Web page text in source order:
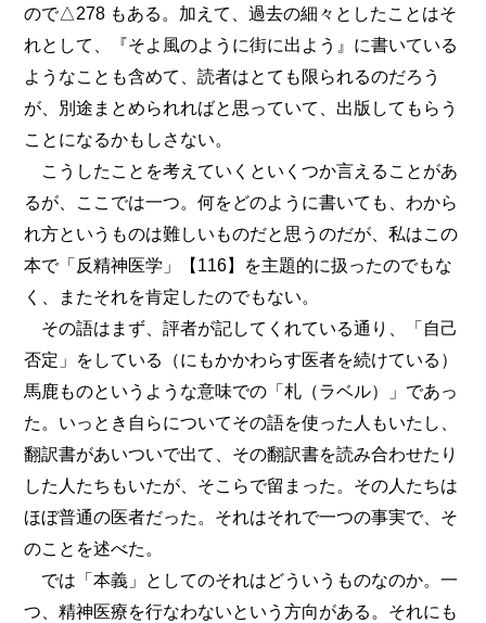
ので△278 もある。加えて、過去の細々としたことはそ
れとして、『そよ風のように街に出よう』に書いている
ようなことも含めて、読者はとても限られるのだろう
が、別途まとめられればと思っていて、出版してもらう
ことになるかもしさない。
こうしたことを考えていくといくつか言えることがあ
るが、ここでは一つ。何をどのように書いても、わから
れ方というものは難しいものだと思うのだが、私はこの
本で「反精神医学」【116】を主題的に扱ったのでもな
く、またそれを肯定したのでもない。
その語はまず、評者が記してくれている通り、「自己
否定」をしている（にもかかわらす医者を続けている）
馬鹿ものというような意味での「札（ラベル）」であっ
た。いっとき自らについてその語を使った人もいたし、
翻訳書があいついで出て、その翻訳書を読み合わせたり
した人たちもいたが、そこらで留まった。その人たちは
ほぼ普通の医者だった。それはそれで一つの事実で、そ
のことを述べた。
では「本義」としてのそれはどういうものなのか。一
つ、精神医療を行なわないという方向がある。それにも